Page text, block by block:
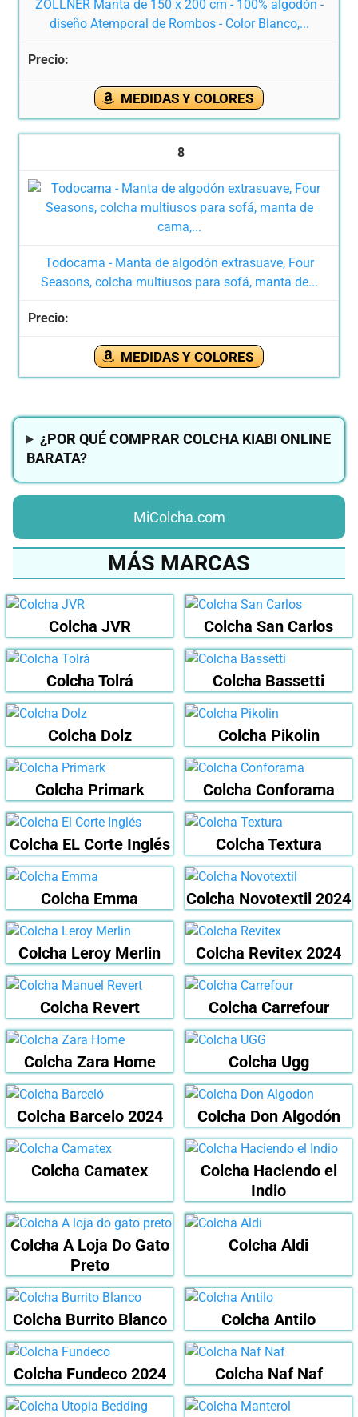
ZOLLNER Manta de 150 x 200 cm - 100% algodón -
diseño Atemporal de Rombos - Color Blanco,...
MEDIDAS Y COLORES
8
Todocama - Manta de algodón extrasuave, Four
Seasons, colcha multiusos para sofá, manta de...
MEDIDAS Y COLORES
¿POR QUÉ COMPRAR COLCHA KIABI ONLINE
BARATA?
MiColcha.com
MÁS MARCAS
Colcha JVR Colcha San Carlos
Colcha Tolrá Colcha Bassetti
Colcha Dolz Colcha Pikolin
Colcha Primark Colcha Conforama
Colcha EL Corte Inglés Colcha Textura
Colcha Emma Colcha Novotextil 2024
Colcha Leroy Merlin Colcha Revitex 2024
Colcha Revert Colcha Carrefour
Colcha Zara Home Colcha Ugg
Colcha Barcelo 2024 Colcha Don Algodón
Colcha Camatex
Colcha Haciendo el
Indio
Colcha A Loja Do Gato
Preto
Colcha Aldi
Colcha Burrito Blanco Colcha Antilo
Colcha Fundeco 2024 Colcha Naf Naf